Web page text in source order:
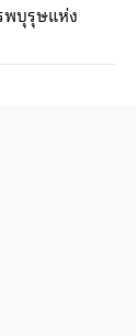
พบุรุษแห่ง